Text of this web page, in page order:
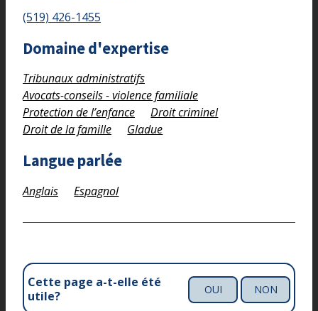
(519) 426-1455
Domaine d'expertise
Tribunaux administratifs
Avocats-conseils - violence familiale
Protection de l’enfance
Droit criminel
Droit de la famille
Gladue
Langue parlée
Anglais Espagnol
Cette page a-t-elle été
utile?
OUI NON